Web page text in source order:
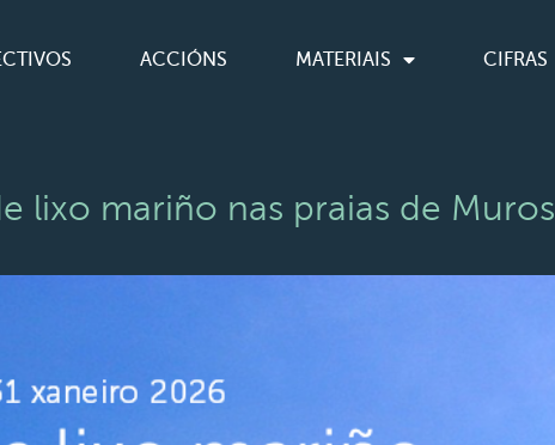
ACCIÓNS MATERIAIS CIFRAS
lixo mariño nas praias de Muros